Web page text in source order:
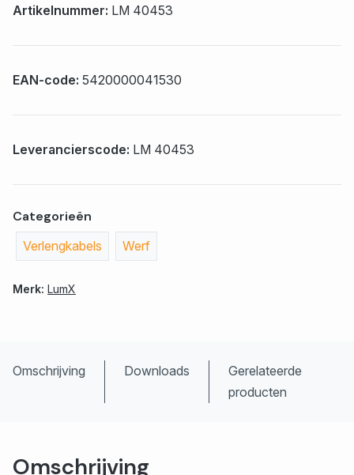
Artikelnummer: LM 40453
EAN-code: 5420000041530
Leverancierscode: LM 40453
Categorieën
Verlengkabels Werf
Merk: LumX
Omschrijving Downloads
Gerelateerde
producten
Omschrijving